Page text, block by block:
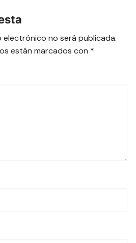
no será publicada.
están marcados con *